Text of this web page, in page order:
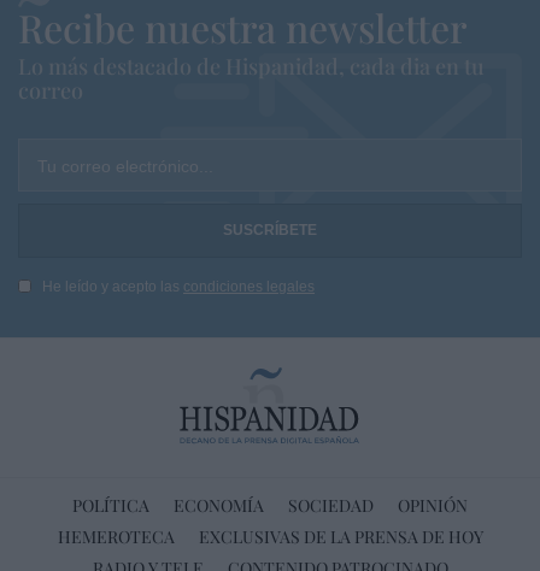
Recibe nuestra newsletter
Lo más destacado de Hispanidad, cada dia en tu
correo
Tu correo electrónico...
He leído y acepto las condiciones legales
POLÍTICA ECONOMÍA SOCIEDAD
OPINIÓN
HEMEROTECA
EXCLUSIVAS DE LA PRENSA DE HOY